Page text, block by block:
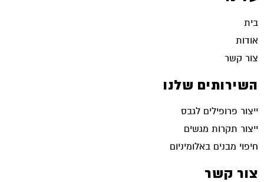
בית
אודות
צור קשר
השירותים שלנו
ייצור פרופילים לגבס
ייצור תקרות מגשים
חיפוי מבנים באלומיניום
צור קשר